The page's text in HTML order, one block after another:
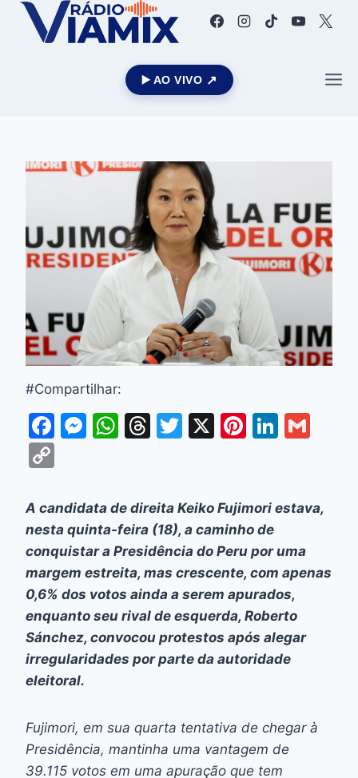
▶️ AO VIVO
#Compartilhar:
F
e
b
o
o
k
M
s
e
n
g
er
W
s
A
p
p
T
a
d
s
T
er
X
Pi
e
st
Li
e
n
l
p
y
Li
n
k
A candidata de direita Keiko Fujimori estava,
nesta quinta-feira (18), a caminho de
conquistar a Presidência do Peru por uma
margem estreita, mas crescente, com apenas
0,6% dos votos ainda a serem apurados,
enquanto seu rival de esquerda, Roberto
Sánchez, convocou protestos após alegar
irregularidades por parte da autoridade
eleitoral.
Fujimori, em sua quarta tentativa de chegar à
Presidência, mantinha uma vantagem de
39.115 votos em uma apuração que tem